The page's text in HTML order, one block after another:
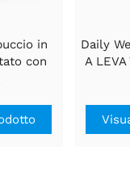
in
con
Daily
A LEVA